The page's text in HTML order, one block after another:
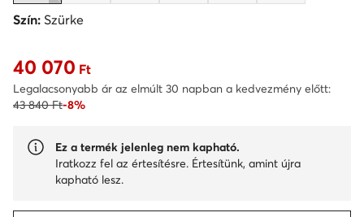
Szín: Szürke
Aktuális ár 40 070 Ft
40 070 Ft
Legalacsonyabb ár az elmúlt 30 napban a kedvezmény előtt:
43 840 Ft-8%
Ez a termék jelenleg nem kapható.
Iratkozz fel az értesítésre. Értesítünk, amint újra
kapható lesz.